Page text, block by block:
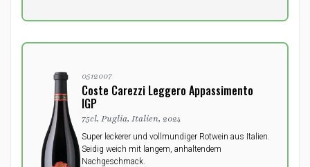
0512007
Coste Carezzi Leggero Appassimento
IGP
75cl, Puglia, Italien, 2024
Super leckerer und vollmundiger Rotwein aus Italien.
Seidig weich mit langem, anhaltendem
Nachgeschmack.